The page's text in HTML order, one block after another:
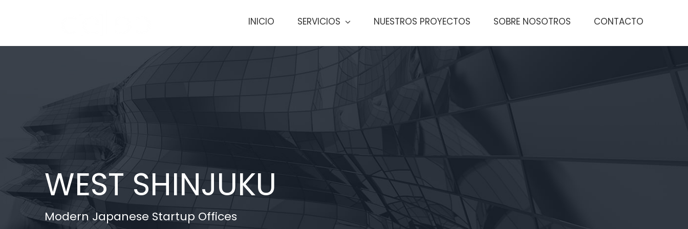
INICIO SERVICIOS NUESTROS PROYECTOS SOBRE NOSOTROS CONTACTO
WEST SHINJUKU
Modern Japanese Startup Offices